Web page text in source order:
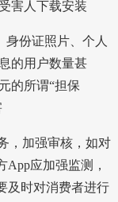
害人下载安装
份证照片、个人
的用户数量甚
的所谓“担保
加强审核，如对
应加强监测，
及时对消费者进行